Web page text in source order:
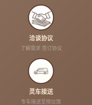
洽谈协议
了解需求 签订协议
灵车接送
专车接送至殡仪馆